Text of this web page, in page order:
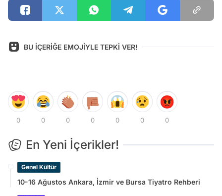
BU İÇERİĞE EMOJİYLE TEPKİ VER!
0 0 0 0 0 0 0
En Yeni İçerikler!
Genel Kültür
10-16 Ağustos Ankara, İzmir ve Bursa Tiyatro Rehberi